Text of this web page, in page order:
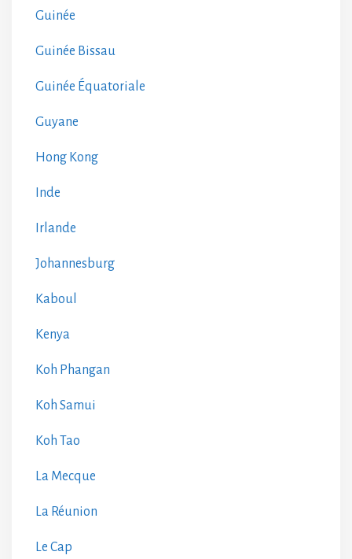
Guinée
Guinée Bissau
Guinée Équatoriale
Guyane
Hong Kong
Inde
Irlande
Johannesburg
Kaboul
Kenya
Koh Phangan
Koh Samui
Koh Tao
La Mecque
La Réunion
Le Cap